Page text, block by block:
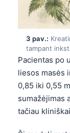
3 pav.:
tampant
Pacientas po
liesos masės
0,85 iki 0,55
sumažėjimas
tačiau